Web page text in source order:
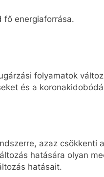
fő energiaforrása.
folyamatok
és a
azaz csökkenti
hatására olyan
hatásait.